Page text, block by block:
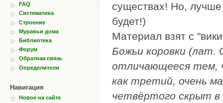
FAQ
Систематика
Строение
Муравьи дома
Библиотека
Форум
Обратная связь
Определители
Навигация
Новое на сайте
существах! Но,
будет!)
Материал взят с
Божьи коровки (лат.
отличающееся тем,
как третий, очень
четвёртого скрыт в